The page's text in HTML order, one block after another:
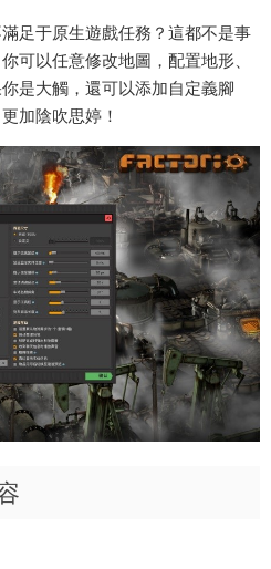
足于原生遊戲任務？這都不是事
可以任意修改地圖，配置地形、
是大觸，還可以添加自定義腳
加陰吹思婷！